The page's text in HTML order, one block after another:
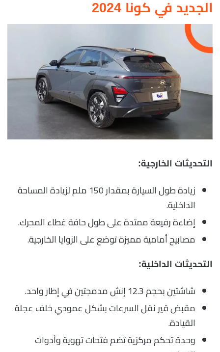
الجديد في كونا 2024
التحديثات الخارجية:
زيادة طول السيارة بمقدار 150 ملم لزيادة المساحة
الداخلية.
إضاءة رفيعة ممتدة على طول حافة غطاء المحرك.
مصابيح أمامية مميزة توضع على الزوايا الخارجية.
التحديثات الداخلية:
شاشتين بحجم 12.3 إنش مدمجتين في إطار واحد.
مقبض قير نقل السرعات بشكل عمودي خلف عجلة
القيادة.
وحدة تحكم مركزية تضم فتحات تهوية وأدوات